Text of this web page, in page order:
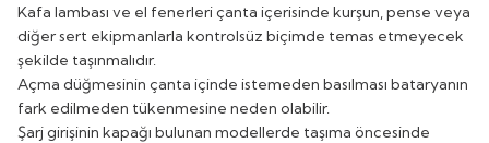
Kafa lambası ve el fenerleri çanta içerisinde kurşun, pense veya
diğer sert ekipmanlarla kontrolsüz biçimde temas etmeyecek
şekilde taşınmalıdır.
Açma düğmesinin çanta içinde istemeden basılması bataryanın
fark edilmeden tükenmesine neden olabilir.
Şarj girişinin kapağı bulunan modellerde taşıma öncesinde